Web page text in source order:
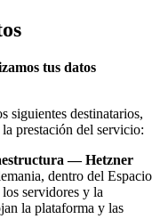
tus datos
siguientes destinatarios,
prestación del servicio:
— Hetzner
dentro del Espacio
servidores y la
la plataforma y las